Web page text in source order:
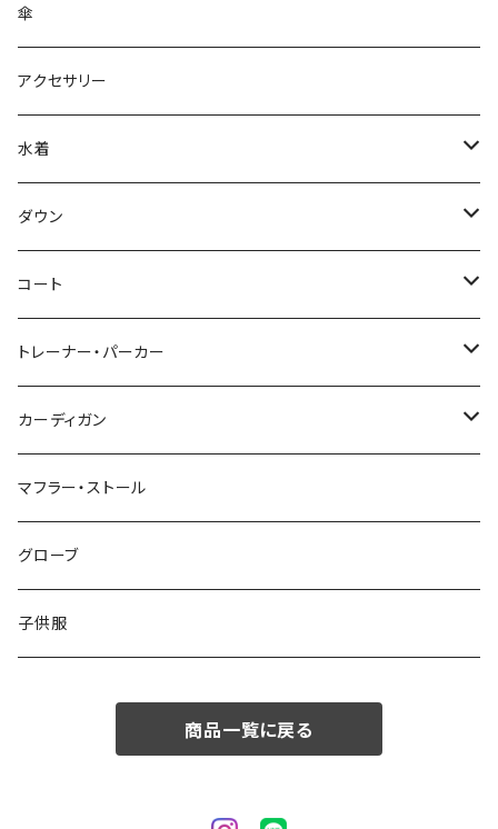
傘
アクセサリー
水着
～44/S
46/M
48/L
50/XL～
ダウン
～44/S
46/M
48/L
50/XL～
コート
～44/S
46/M
48/L
50/XL～
トレーナー・パーカー
～44/S
46/M
48/L
50/XL～
カーディガン
～44/S
46/M
48/L
マフラー・ストール
グローブ
子供服
商品一覧に戻る